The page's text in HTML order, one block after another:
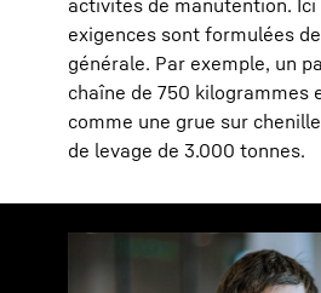
activités de manutention. Ici
exigences sont formulées
générale. Par exemple, un
chaîne de 750 kilogrammes
comme une grue sur
de levage de 3.000 tonnes.